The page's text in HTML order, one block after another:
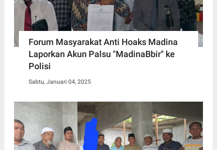
Forum Masyarakat Anti Hoaks Madina
Laporkan Akun Palsu "MadinaBbir" ke
Polisi
Sabtu, Januari 04, 2025